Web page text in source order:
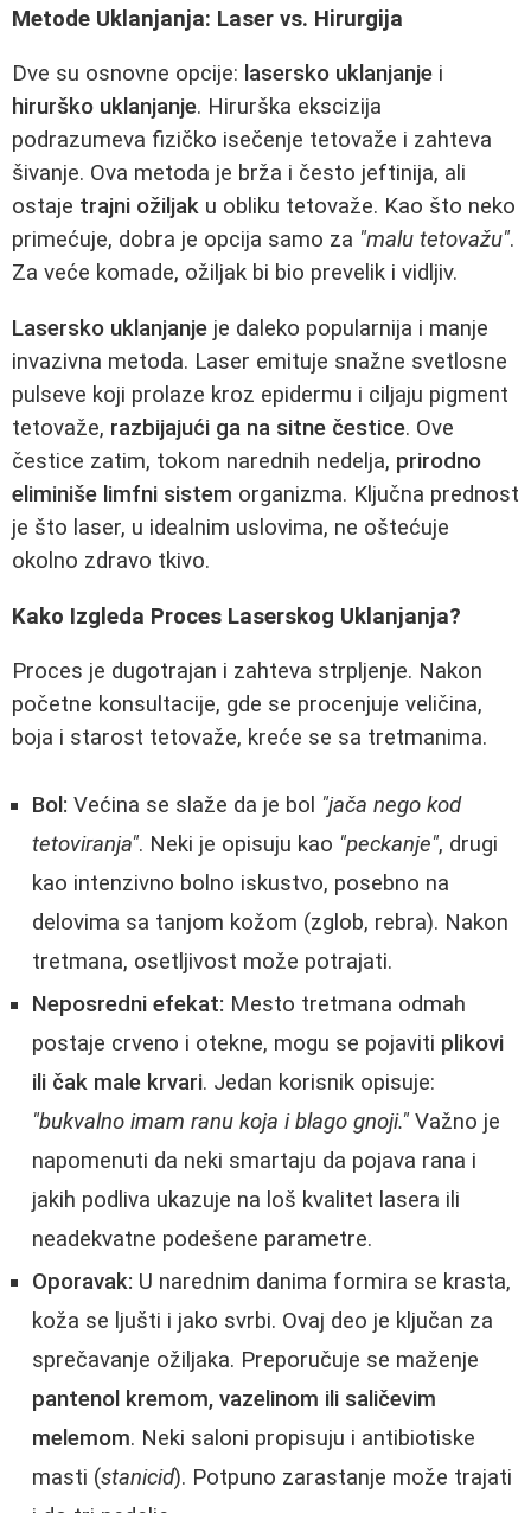
Metode Uklanjanja: Laser vs. Hirurgija
Dve su osnovne opcije: lasersko uklanjanje i
hirurško uklanjanje. Hirurška ekscizija
podrazumeva fizičko isečenje tetovaže i zahteva
šivanje. Ova metoda je brža i često jeftinija, ali
ostaje trajni ožiljak u obliku tetovaže. Kao što neko
primećuje, dobra je opcija samo za "malu tetovažu".
Za veće komade, ožiljak bi bio prevelik i vidljiv.
Lasersko uklanjanje je daleko popularnija i manje
invazivna metoda. Laser emituje snažne svetlosne
pulseve koji prolaze kroz epidermu i ciljaju pigment
tetovaže, razbijajući ga na sitne čestice. Ove
čestice zatim, tokom narednih nedelja, prirodno
eliminiše limfni sistem organizma. Ključna prednost
je što laser, u idealnim uslovima, ne oštećuje
okolno zdravo tkivo.
Kako Izgleda Proces Laserskog Uklanjanja?
Proces je dugotrajan i zahteva strpljenje. Nakon
početne konsultacije, gde se procenjuje veličina,
boja i starost tetovaže, kreće se sa tretmanima.
Bol: Većina se slaže da je bol "jača nego kod
tetoviranja". Neki je opisuju kao "peckanje", drugi
kao intenzivno bolno iskustvo, posebno na
delovima sa tanjom kožom (zglob, rebra). Nakon
tretmana, osetljivost može potrajati.
Neposredni efekat: Mesto tretmana odmah
postaje crveno i otekne, mogu se pojaviti plikovi
ili čak male krvari. Jedan korisnik opisuje:
"bukvalno imam ranu koja i blago gnoji." Važno je
napomenuti da neki smartaju da pojava rana i
jakih podliva ukazuje na loš kvalitet lasera ili
neadekvatne podešene parametre.
Oporavak: U narednim danima formira se krasta,
koža se ljušti i jako svrbi. Ovaj deo je ključan za
sprečavanje ožiljaka. Preporučuje se maženje
pantenol kremom, vazelinom ili saličevim
melemom. Neki saloni propisuju i antibiotiske
masti (stanicid). Potpuno zarastanje može trajati